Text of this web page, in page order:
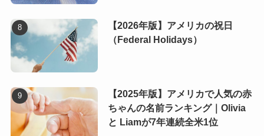
【2026年版】アメリカの祝日
（Federal Holidays）
【2025年版】アメリカで人気の赤
ちゃんの名前ランキング｜Olivia
と Liamが7年連続全米1位